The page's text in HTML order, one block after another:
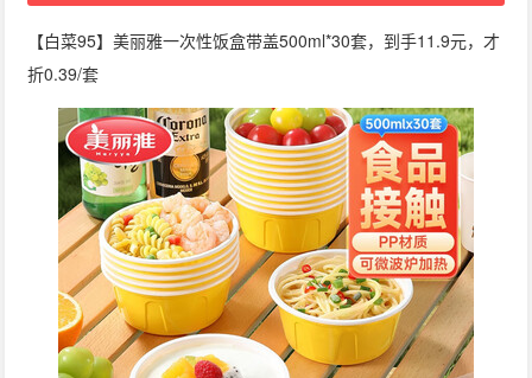
【白菜95】美丽雅一次性饭盒带盖500ml*30套，到手11.9元，才
折0.39/套